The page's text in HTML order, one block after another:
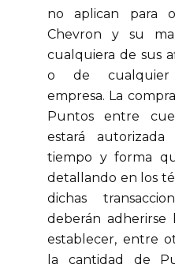
no aplican para
Chevron y su
cualquiera de sus
o de
empresa. La
Puntos entre
estará
tiempo y forma
detallando en los
dichas
deberán adherirse
establecer, entre
la cantidad de